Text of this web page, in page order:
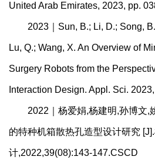
United Arab Emirates, 2023, pp.
2023｜Sun, B.; Li, D.; Song,
Lu, Q.; Wang, X. An Overview of
Surgery Robots from the
Interaction Design. Appl. Sci.
2022｜杨爱娟,杨建明,孙博文,
的特种机箱散热孔造型设计研究
计,2022,39(08):143-147.CSCD